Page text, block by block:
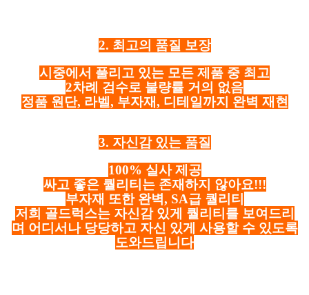
2. 최고의 품질 보장
시중에서 풀리고 있는 모든 제품 중 최고
2차례 검수로 불량률 거의 없음
정품 원단, 라벨, 부자재, 디테일까지 완벽 재현
3. 자신감 있는 품질
100% 실사 제공
싸고 좋은 퀄리티는 존재하지 않아요!!!
부자재 또한 완벽, SA급 퀄리티
저희 골드럭스는 자신감 있게 퀄리티를 보여드리
며 어디서나 당당하고 자신 있게 사용할 수 있도록
도와드립니다